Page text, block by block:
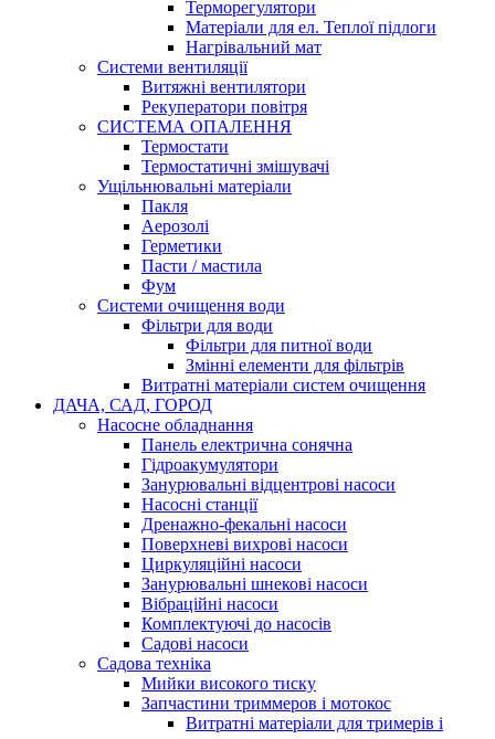
Терморегулятори
Матеріали для ел. Теплої підлоги
Нагрівальний мат
Системи вентиляції
Витяжні вентилятори
Рекуператори повітря
СИСТЕМА ОПАЛЕННЯ
Термостати
Термостатичні змішувачі
Ущільнювальні матеріали
Пакля
Аерозолі
Герметики
Пасти / мастила
Фум
Системи очищення води
Фільтри для води
Фільтри для питної води
Змінні елементи для фільтрів
Витратні матеріали систем очищення
ДАЧА, САД, ГОРОД
Насосне обладнання
Панель електрична сонячна
Гідроакумулятори
Занурювальні відцентрові насоси
Насосні станції
Дренажно-фекальні насоси
Поверхневі вихрові насоси
Циркуляційні насоси
Занурювальні шнекові насоси
Вібраційні насоси
Комплектуючі до насосів
Cадові насоси
Садова техніка
Мийки високого тиску
Запчастини триммеров і мотокос
Витратні матеріали для тримерів і